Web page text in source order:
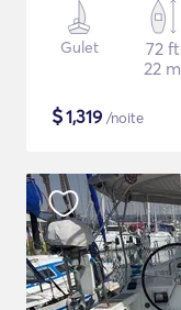
Gulet
72 ft
22 m
$1,319 /noite